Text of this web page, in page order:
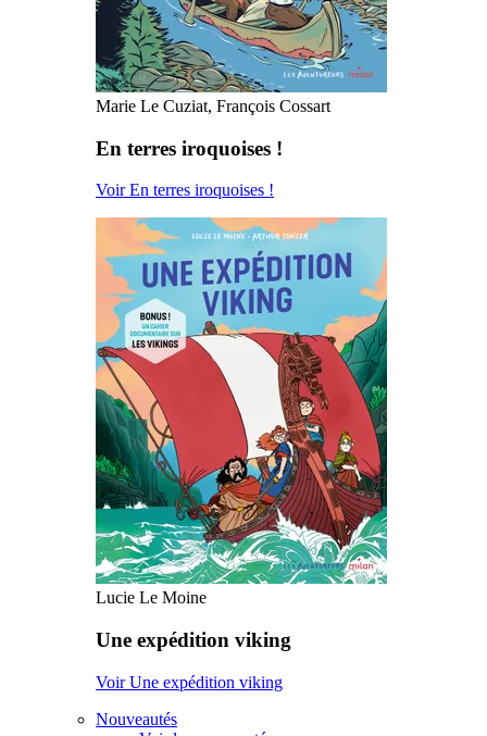
Marie Le Cuziat, François Cossart
En terres iroquoises !
Voir En terres iroquoises !
Lucie Le Moine
Une expédition viking
Voir Une expédition viking
Nouveautés